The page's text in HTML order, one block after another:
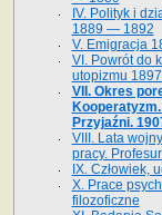
IV. Polityk i
1889 — 1892
V. Emigracja
VI. Powrót do
utopizmu
VII. Okres
Przyjaźni.
VIII. Lata
pracy.
IX. Człowiek,
X. Prace
filozoficzne